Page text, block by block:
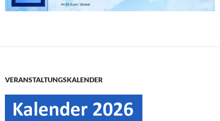
VERANSTALTUNGSKALENDER